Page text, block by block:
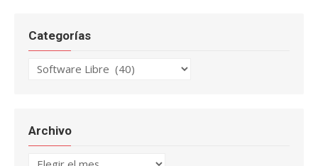
Categorías
Categorías
Archivo
Archivo